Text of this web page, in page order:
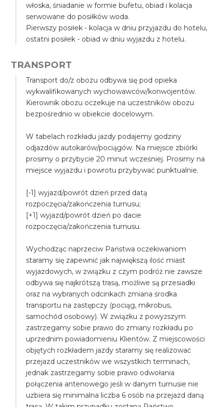
włoska, śniadanie w formie bufetu, obiad i kolacja
serwowane do posiłków woda.
Pierwszy posiłek - kolacja w dniu przyjazdu do hotelu,
ostatni posiłek - obiad w dniu wyjazdu z hotelu.
TRANSPORT
Transport do/z obozu odbywa się pod opieka
wykwalifikowanych wychowawców/konwojentów.
Kierownik obozu oczekuje na uczestników obozu
bezpośrednio w obiekcie docelowym.
W tabelach rozkładu jazdy podajemy godziny
odjazdów autokarów/pociągów. Na miejsce zbiórki
prosimy o przybycie 20 minut wcześniej. Prosimy na
miejsce wyjazdu i powrotu przybywać punktualnie.
[-1] wyjazd/powrót dzień przed datą
rozpoczęcia/zakończenia turnusu;
[+1] wyjazd/powrót dzień po dacie
rozpoczęcia/zakończenia turnusu.
Wychodząc naprzeciw Państwa oczekiwaniom
staramy się zapewnić jak największą ilość miast
wyjazdowych, w związku z czym podróż nie zawsze
odbywa się najkrótszą trasą, możliwe są przesiadki
oraz na wybranych odcinkach zmiana środka
transportu na zastępczy (pociąg, mikrobus,
samochód osobowy). W związku z powyższym
zastrzegamy sobie prawo do zmiany rozkładu po
uprzednim powiadomieniu Klientów. Z miejscowości
objętych rozkładem jazdy staramy się realizować
przejazd uczestników we wszystkich terminach,
jednak zastrzegamy sobie prawo odwołania
połączenia antenowego jeśli w danym turnusie nie
uzbiera się minimalna liczba 6 osób na przejazd daną